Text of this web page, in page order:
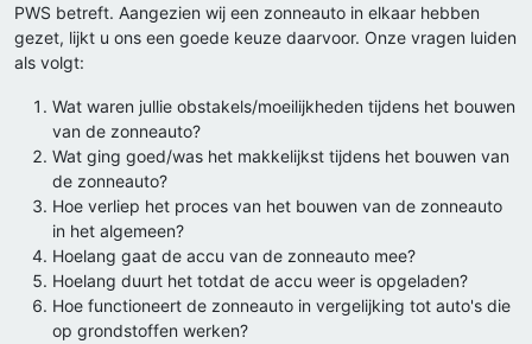
PWS betreft. Aangezien wij een zonneauto in elkaar hebben
gezet, lijkt u ons een goede keuze daarvoor. Onze vragen luiden
als volgt:
Wat waren jullie obstakels/moeilijkheden tijdens het bouwen
van de zonneauto?
Wat ging goed/was het makkelijkst tijdens het bouwen van
de zonneauto?
Hoe verliep het proces van het bouwen van de zonneauto
in het algemeen?
Hoelang gaat de accu van de zonneauto mee?
Hoelang duurt het totdat de accu weer is opgeladen?
Hoe functioneert de zonneauto in vergelijking tot auto's die
op grondstoffen werken?